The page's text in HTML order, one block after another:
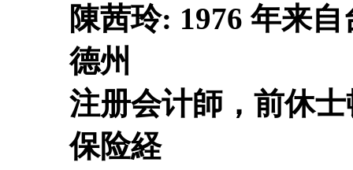
陳茜玲: 1976 年来
德州
注册会计師，前休
保险経